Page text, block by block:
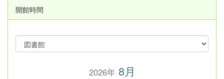
開館時間
2026年8月